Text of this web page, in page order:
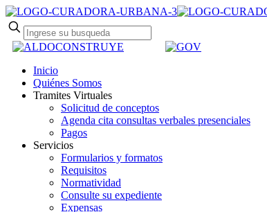
Inicio
Quiénes Somos
Tramites Virtuales
Solicitud de conceptos
Agenda cita consultas verbales presenciales
Pagos
Servicios
Formularios y formatos
Requisitos
Normatividad
Consulte su expediente
Expensas